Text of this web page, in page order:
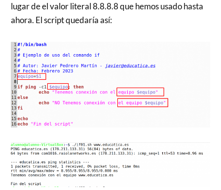
lugar de el valor literal 8.8.8.8 que hemos usado hasta
ahora. El script quedaría así: